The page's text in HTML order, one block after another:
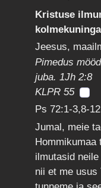
Kristuse
Jeesus,
Pimedus
juba. 1Jh 2:8
KLPR 55
Ps 72:1-3,8-
Jumal, meie
Hommikumaa
ilmutasid
nii et me usus